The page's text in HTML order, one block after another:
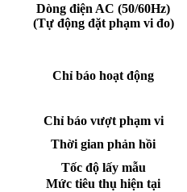
Dòng điện AC (50/60Hz)
(Tự động đặt phạm vi đo)
Chỉ báo hoạt động
Chỉ báo vượt phạm vi
Thời gian phản hồi
Tốc độ lấy mẫu
Mức tiêu thụ hiện tại